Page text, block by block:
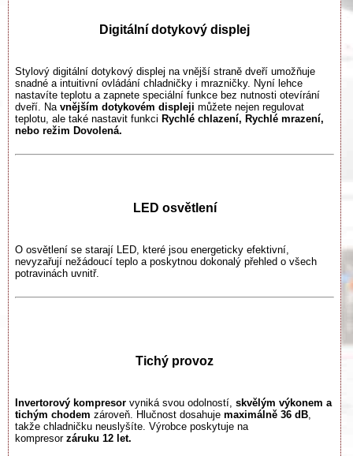
Digitální dotykový displej
Stylový digitální dotykový displej na vnější straně dveří umožňuje
snadné a intuitivní ovládání chladničky i mrazničky. Nyní lehce
nastavíte teplotu a zapnete speciální funkce bez nutnosti otevírání
dveří. Na vnějším dotykovém displeji můžete nejen regulovat
teplotu, ale také nastavit funkci Rychlé chlazení, Rychlé mrazení,
nebo režim Dovolená.
LED osvětlení
O osvětlení se starají LED, které jsou energeticky efektivní,
nevyzařují nežádoucí teplo a poskytnou dokonalý přehled o všech
potravinách uvnitř.
Tichý provoz
Invertorový kompresor vyniká svou odolností, skvělým výkonem a
tichým chodem zároveň. Hlučnost dosahuje maximálně 36 dB,
takže chladničku neuslyšíte. Výrobce poskytuje na
kompresorzáruku 12 let.